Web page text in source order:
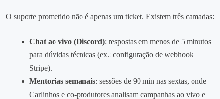
O suporte prometido não é apenas um ticket. Existem três camadas:
Chat ao vivo (Discord): respostas em menos de 5 minutos
para dúvidas técnicas (ex.: configuração de webhook
Stripe).
Mentorias semanais: sessões de 90 min nas sextas, onde
Carlinhos e co‑produtores analisam campanhas ao vivo e